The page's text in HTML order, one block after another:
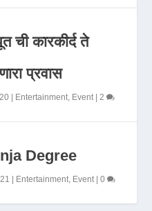
ची कारकीर्द ते
प्रवास
Entertainment, Event|2
Degree
Entertainment, Event|0